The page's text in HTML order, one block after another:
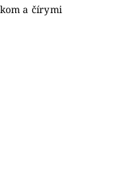
a čírymi